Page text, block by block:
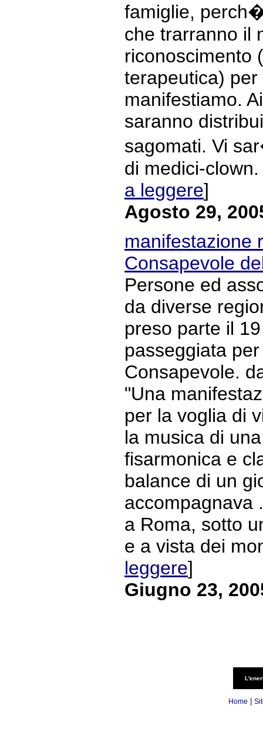
famiglie,
che trarranno il
riconoscimento
terapeutica) per
manifestiamo.
saranno
sagomati. Vi
di medici-
a leggere]
Agosto 29,
manifestazione
Consapevole
Persone ed
da diverse
preso parte il
passeggiata
Consapevole.
"Una
per la voglia di
la musica di
fisarmonica e
balance di un
accompagnava
a Roma, sotto
e a vista dei
leggere]
Giugno 23,
Home |